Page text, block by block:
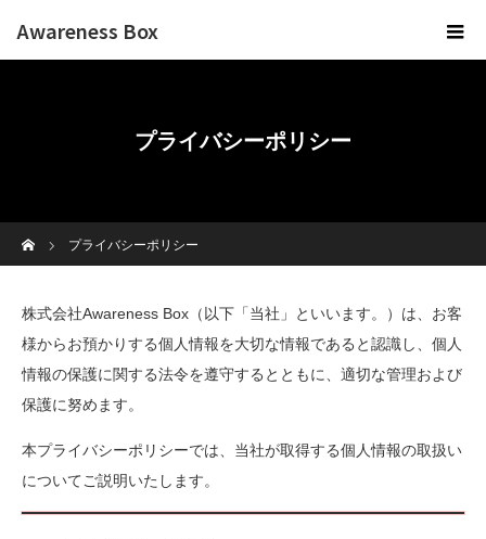
Awareness Box
プライバシーポリシー
プライバシーポリシー
株式会社Awareness Box（以下「当社」といいます。）は、お客
様からお預かりする個人情報を大切な情報であると認識し、個人
情報の保護に関する法令を遵守するとともに、適切な管理および
保護に努めます。
本プライバシーポリシーでは、当社が取得する個人情報の取扱い
についてご説明いたします。